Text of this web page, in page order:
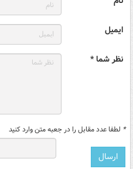
ایمیل
نظر شما *
* لطفا عدد مقابل را در جعبه متن وارد کنید